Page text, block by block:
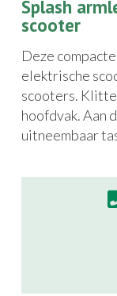
Splash
scooter
Deze
elektrische
scooters.
hoofdvak. Aan
uitneembaar